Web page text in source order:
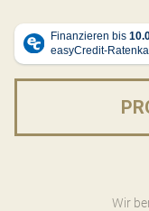
Wir